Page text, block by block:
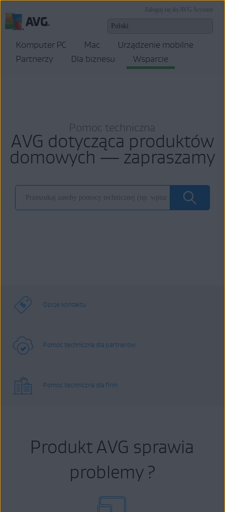
Zaloguj się do AVG Account
Komputer PC Mac
Urządzenie mobilne
Partnerzy
Dla biznesu Wsparcie
Pomoc techniczna
AVG dotycząca produktów
domowych — zapraszamy
Opcje kontaktu
Pomoc techniczna dla partnerów
Pomoc techniczna dla firm
Produkt AVG sprawia
problemy ?